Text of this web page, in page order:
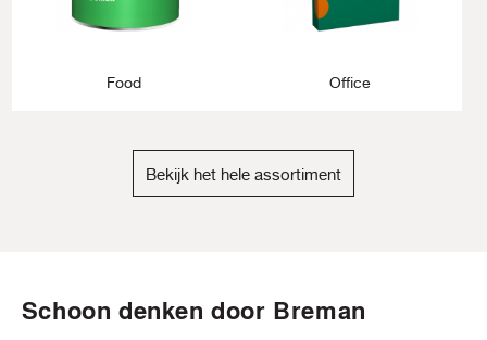
Food Office
Bekijk het hele assortiment
Schoon denken door Breman